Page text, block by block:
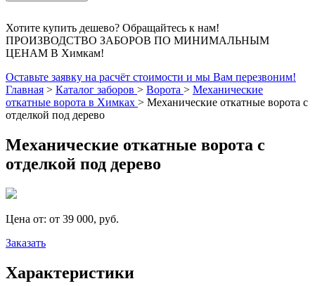
Хотите купить дешево? Обращайтесь к нам!
ПРОИЗВОДСТВО ЗАБОРОВ ПО МИНИМАЛЬНЫМ
ЦЕНАМ В Химкам!
Оставьте заявку на расчёт стоимости и мы Вам перезвоним!
Главная > Каталог заборов > Ворота > Механические
откатные ворота в Химках > Механические откатные ворота с
отделкой под дерево
Механические откатные ворота с
отделкой под дерево
Цена от: от 39 000, руб.
Заказать
Характеристики